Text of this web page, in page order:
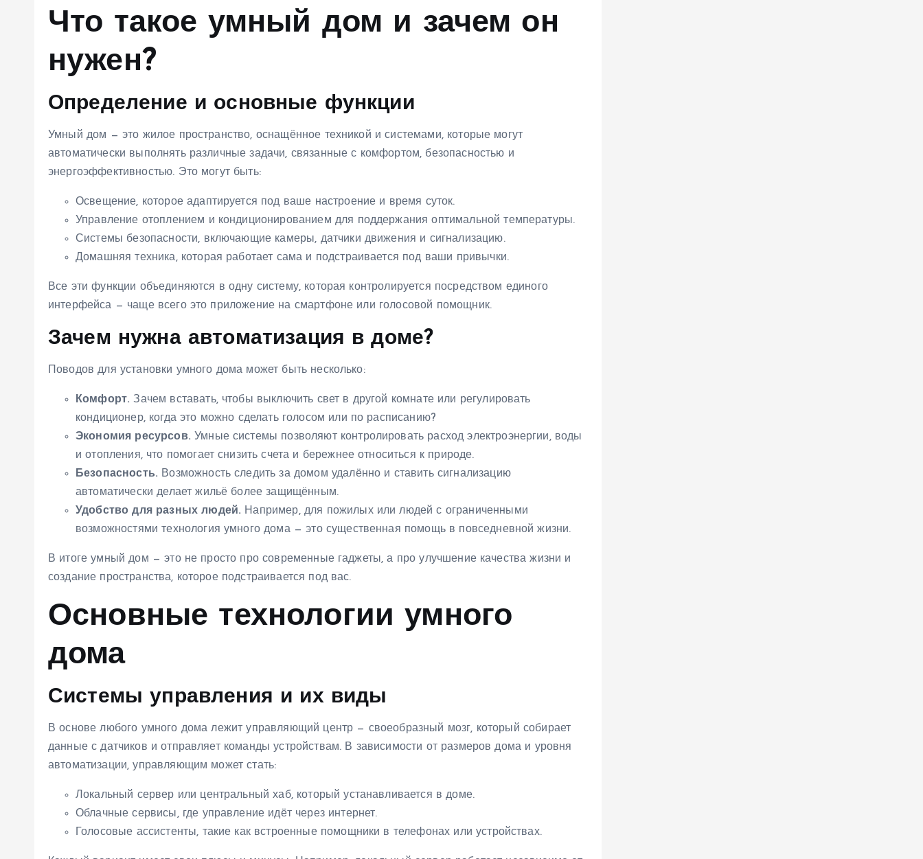
Что такое умный дом и зачем он
нужен?
Определение и основные функции
Умный дом — это жилое пространство, оснащённое техникой и системами, которые могут
автоматически выполнять различные задачи, связанные с комфортом, безопасностью и
энергоэффективностью. Это могут быть:
Освещение, которое адаптируется под ваше настроение и время суток.
Управление отоплением и кондиционированием для поддержания оптимальной температуры.
Системы безопасности, включающие камеры, датчики движения и сигнализацию.
Домашняя техника, которая работает сама и подстраивается под ваши привычки.
Все эти функции объединяются в одну систему, которая контролируется посредством единого
интерфейса — чаще всего это приложение на смартфоне или голосовой помощник.
Зачем нужна автоматизация в доме?
Поводов для установки умного дома может быть несколько:
Комфорт. Зачем вставать, чтобы выключить свет в другой комнате или регулировать
кондиционер, когда это можно сделать голосом или по расписанию?
Экономия ресурсов. Умные системы позволяют контролировать расход электроэнергии, воды
и отопления, что помогает снизить счета и бережнее относиться к природе.
Безопасность. Возможность следить за домом удалённо и ставить сигнализацию
автоматически делает жильё более защищённым.
Удобство для разных людей. Например, для пожилых или людей с ограниченными
возможностями технология умного дома — это существенная помощь в повседневной жизни.
В итоге умный дом — это не просто про современные гаджеты, а про улучшение качества жизни и
создание пространства, которое подстраивается под вас.
Основные технологии умного
дома
Системы управления и их виды
В основе любого умного дома лежит управляющий центр — своеобразный мозг, который собирает
данные с датчиков и отправляет команды устройствам. В зависимости от размеров дома и уровня
автоматизации, управляющим может стать:
Локальный сервер или центральный хаб, который устанавливается в доме.
Облачные сервисы, где управление идёт через интернет.
Голосовые ассистенты, такие как встроенные помощники в телефонах или устройствах.